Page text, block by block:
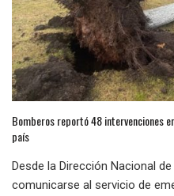
Bomberos reportó 48 intervenciones
país
Desde la Dirección Nacional
comunicarse al servicio de